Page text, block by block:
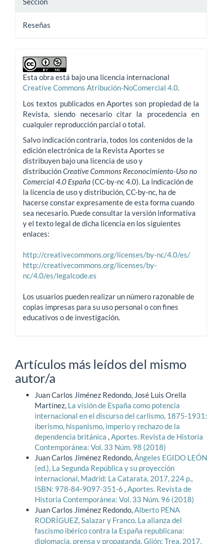
Reseñas
Esta obra está bajo una licencia internacional
Creative Commons Atribución-NoComercial 4.0.
Los textos publicados en Aportes son propiedad de la
Revista, siendo necesario citar la procedencia en
cualquier reproducción parcial o total.
Salvo indicación contraria, todos los contenidos de la
edición electrónica de la Revista Aportes se
distribuyen bajo una licencia de uso y
distribuciónCreative Commons Reconocimiento-Uso no
Comercial 4.0 España (CC-by-nc 4.0). La indicación de
la licencia de uso y distribución, CC-by-nc, ha de
hacerse constar expresamente de esta forma cuando
sea necesario. Puede consultar la versión informativa
y el texto legal de dicha licencia en los siguientes
enlaces:
http://creativecommons.org/licenses/by-nc/4.0/es/
http://creativecommons.org/licenses/by-
nc/4.0/es/legalcode.es
Los usuarios pueden realizar un número razonable de
copias impresas para su uso personal o con fines
educativos o de investigación.
Artículos más leídos del mismo
autor/a
Juan Carlos Jiménez Redondo, José Luis Orella
Martínez, La visión de España como potencia
internacional en el discurso del carlismo, 1875-1931:
iberismo, hispanismo, imperio y rechazo de la
dependencia británica ,Aportes. Revista de Historia
Contemporánea: Vol. 33 Núm. 98 (2018)
Juan Carlos Jiménez Redondo,Ángeles EGIDO LEÓN
(ed.), La Segunda República y su proyección
internacional, Madrid: La Catarata, 2017, 224 p.,
ISBN: 978-84-9097-351-6 ,Aportes. Revista de
Historia Contemporánea: Vol. 33 Núm. 96 (2018)
Juan Carlos Jiménez Redondo,Alberto PENA
RODRÍGUEZ, Salazar y Franco. La alianza del
fascismo ibérico contra la España republicana:
diplomacia, prensa y propaganda, Gijón: Trea, 2017,